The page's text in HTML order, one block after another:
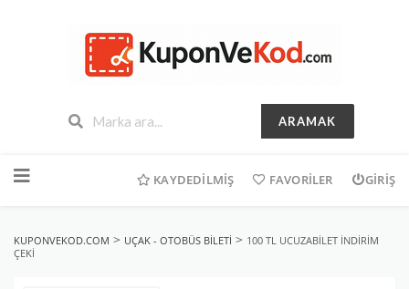
ARAMAK
geç
KAYDEDILMIŞ FAVORILER GIRIŞ
KUPONVEKOD.COM > UÇAK - OTOBÜS BILETI > 100 TL UCUZABILET İNDIRIM
ÇEKI